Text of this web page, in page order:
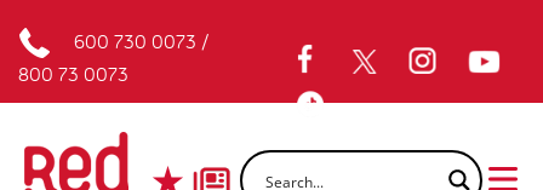
600 730 0073 /
800 73 0073